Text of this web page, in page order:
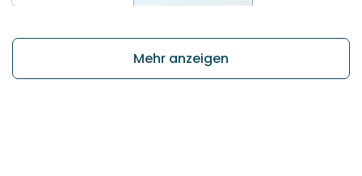
Mehr anzeigen